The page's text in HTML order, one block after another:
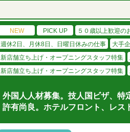
NEW PICK UP ５０歳以上歓迎の
週休2日、月休8日、日曜日休みの仕事
大手
新店舗立ち上げ・オープニングスタッフ特集
新店舗立ち上げ・オープニングスタッフ特集
外国人人材募集。技人国ビザ、特
許有尚良。ホテルフロント、レス